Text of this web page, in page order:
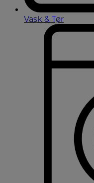
Vask & Tør